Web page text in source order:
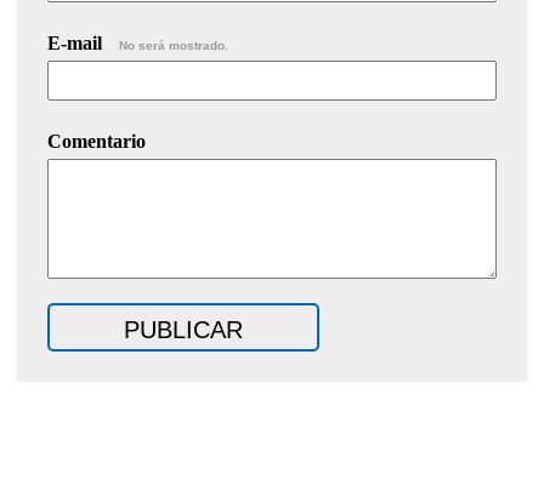
E-mail No será mostrado.
Comentario